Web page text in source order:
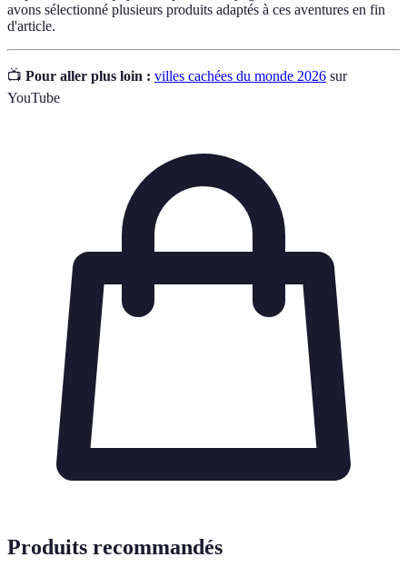
avons sélectionné plusieurs produits adaptés à ces aventures en fin
d'article.
📺 Pour aller plus loin : villes cachées du monde 2026 sur
YouTube
Produits recommandés